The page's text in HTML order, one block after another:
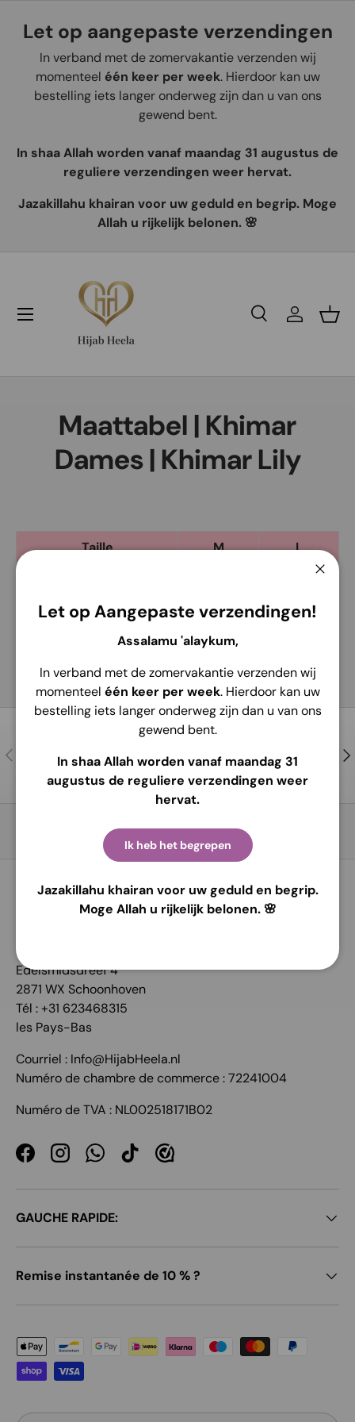
Aller au contenu
Let op aangepaste verzendingen
In verband met de zomervakantie verzenden wij
momenteel één keer per week. Hierdoor kan uw
bestelling iets langer onderweg zijn dan u van ons
gewend bent.
In shaa Allah worden vanaf maandag 31 augustus de
reguliere verzendingen weer hervat.
Jazakillahu khairan voor uw geduld en begrip. Moge
Allah u rijkelijk belonen. 🌸
Recherche
Se
Maattabel | Khimar
Dames | Khimar Lily
Taille M
L
Longueur du dos :
112cm 122cm
Let op Aangepaste verzendingen!
Assalamu 'alaykum,
In verband met de zomervakantie verzenden wij
momenteel één keer per week. Hierdoor kan uw
bestelling iets langer onderweg zijn dan u van ons
gewend bent.
In shaa Allah worden vanaf maandag 31
augustus de reguliere verzendingen weer
hervat.
Ik heb het begrepen
Jazakillahu khairan voor uw geduld en begrip.
Moge Allah u rijkelijk belonen. 🌸
Précédent
Pour de l’aide et des conseils !
Retour en haut
COORDONNÉES:
Edelsmidsdreef 4
2871 WX Schoonhoven
Tél : +31 623468315
les Pays-Bas
Courriel : Info@HijabHeela.nl
Numéro de chambre de commerce : 72241004
Numéro de TVA : NL002518171B02
FacebookInstagramWhatsApp
TikTok
GAUCHE RAPIDE:
Remise instantanée de 10 % ?
Moyens de paiement acceptés